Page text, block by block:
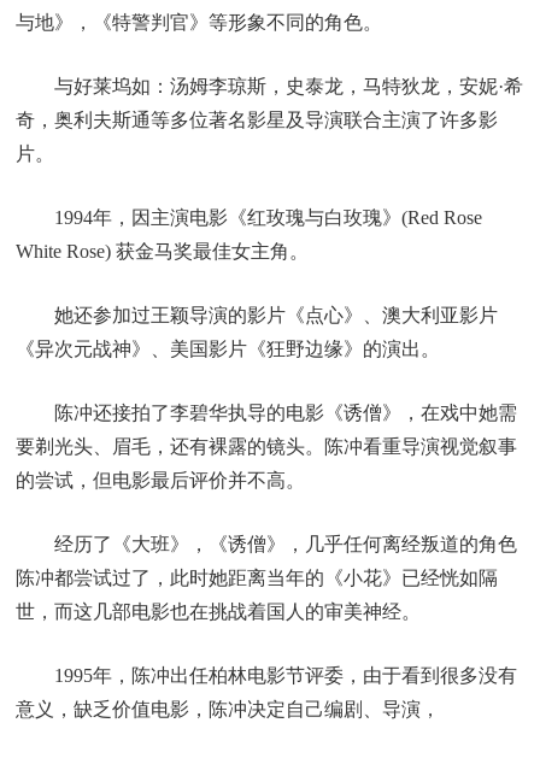
与地》，《特警判官》等形象不同的角色。
与好莱坞如：汤姆李琼斯，史泰龙，马特狄龙，安妮·希
奇，奥利夫斯通等多位著名影星及导演联合主演了许多影
片。
1994年，因主演电影《红玫瑰与白玫瑰》(Red Rose
White Rose) 获金马奖最佳女主角。
她还参加过王颖导演的影片《点心》、澳大利亚影片
《异次元战神》、美国影片《狂野边缘》的演出。
陈冲还接拍了李碧华执导的电影《诱僧》，在戏中她需
要剃光头、眉毛，还有裸露的镜头。陈冲看重导演视觉叙事
的尝试，但电影最后评价并不高。
经历了《大班》，《诱僧》，几乎任何离经叛道的角色
陈冲都尝试过了，此时她距离当年的《小花》已经恍如隔
世，而这几部电影也在挑战着国人的审美神经。
1995年，陈冲出任柏林电影节评委，由于看到很多没有
意义，缺乏价值电影，陈冲决定自己编剧、导演，